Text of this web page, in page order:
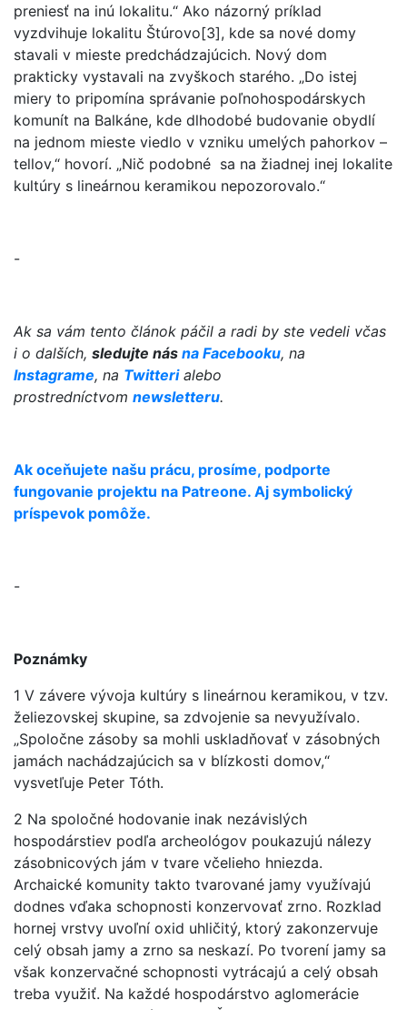
preniesť na inú lokalitu.“ Ako názorný príklad
vyzdvihuje lokalitu Štúrovo[3], kde sa nové domy
stavali v mieste predchádzajúcich. Nový dom
prakticky vystavali na zvyškoch starého. „Do istej
miery to pripomína správanie poľnohospodárskych
komunít na Balkáne, kde dlhodobé budovanie obydlí
na jednom mieste viedlo v vzniku umelých pahorkov –
tellov,“ hovorí. „Nič podobné sa na žiadnej inej lokalite
kultúry s lineárnou keramikou nepozorovalo.“
-
Ak sa vám tento článok páčil a radi by ste vedeli včas
i o dalších, sledujte nás na Facebooku, na
Instagrame, na Twitterialebo
prostredníctvom newsletteru.
Ak oceňujete našu prácu, prosíme, podporte
fungovanie projektu na Patreone. Aj symbolický
príspevok pomôže.
-
Poznámky
1 V závere vývoja kultúry s lineárnou keramikou, v tzv.
želiezovskej skupine, sa zdvojenie sa nevyužívalo.
„Spoločne zásoby sa mohli uskladňovať v zásobných
jamách nachádzajúcich sa v blízkosti domov,“
vysvetľuje Peter Tóth.
2 Na spoločné hodovanie inak nezávislých
hospodárstiev podľa archeológov poukazujú nálezy
zásobnicových jám v tvare včelieho hniezda.
Archaické komunity takto tvarované jamy využívajú
dodnes vďaka schopnosti konzervovať zrno. Rozklad
hornej vrstvy uvoľní oxid uhličitý, ktorý zakonzervuje
celý obsah jamy a zrno sa neskazí. Po tvorení jamy sa
však konzervačné schopnosti vytrácajú a celý obsah
treba využiť. Na každé hospodárstvo aglomerácie